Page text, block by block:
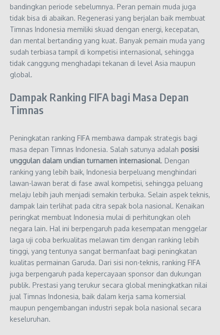
bandingkan periode sebelumnya. Peran pemain muda juga
tidak bisa di abaikan. Regenerasi yang berjalan baik membuat
Timnas Indonesia memiliki skuad dengan energi, kecepatan,
dan mental bertanding yang kuat. Banyak pemain muda yang
sudah terbiasa tampil di kompetisi internasional, sehingga
tidak canggung menghadapi tekanan di level Asia maupun
global.
Dampak Ranking FIFA bagi Masa Depan
Timnas
Peningkatan ranking FIFA membawa dampak strategis bagi
masa depan Timnas Indonesia. Salah satunya adalah posisi
unggulan dalam undian turnamen internasional. Dengan
ranking yang lebih baik, Indonesia berpeluang menghindari
lawan-lawan berat di fase awal kompetisi, sehingga peluang
melaju lebih jauh menjadi semakin terbuka. Selain aspek teknis,
dampak lain terlihat pada citra sepak bola nasional. Kenaikan
peringkat membuat Indonesia mulai di perhitungkan oleh
negara lain. Hal ini berpengaruh pada kesempatan menggelar
laga uji coba berkualitas melawan tim dengan ranking lebih
tinggi, yang tentunya sangat bermanfaat bagi peningkatan
kualitas permainan Garuda. Dari sisi non-teknis, ranking FIFA
juga berpengaruh pada kepercayaan sponsor dan dukungan
publik. Prestasi yang terukur secara global meningkatkan nilai
jual Timnas Indonesia, baik dalam kerja sama komersial
maupun pengembangan industri sepak bola nasional secara
keseluruhan.